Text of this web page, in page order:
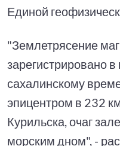
Единой
"Землетрясение
зарегистрировано
сахалинскому
эпицентром в 232
Курильска, очаг
морским дном", -